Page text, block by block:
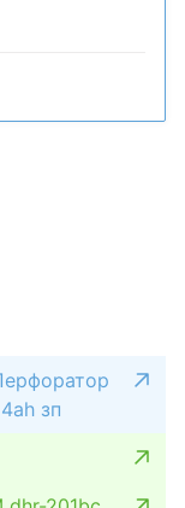
зп